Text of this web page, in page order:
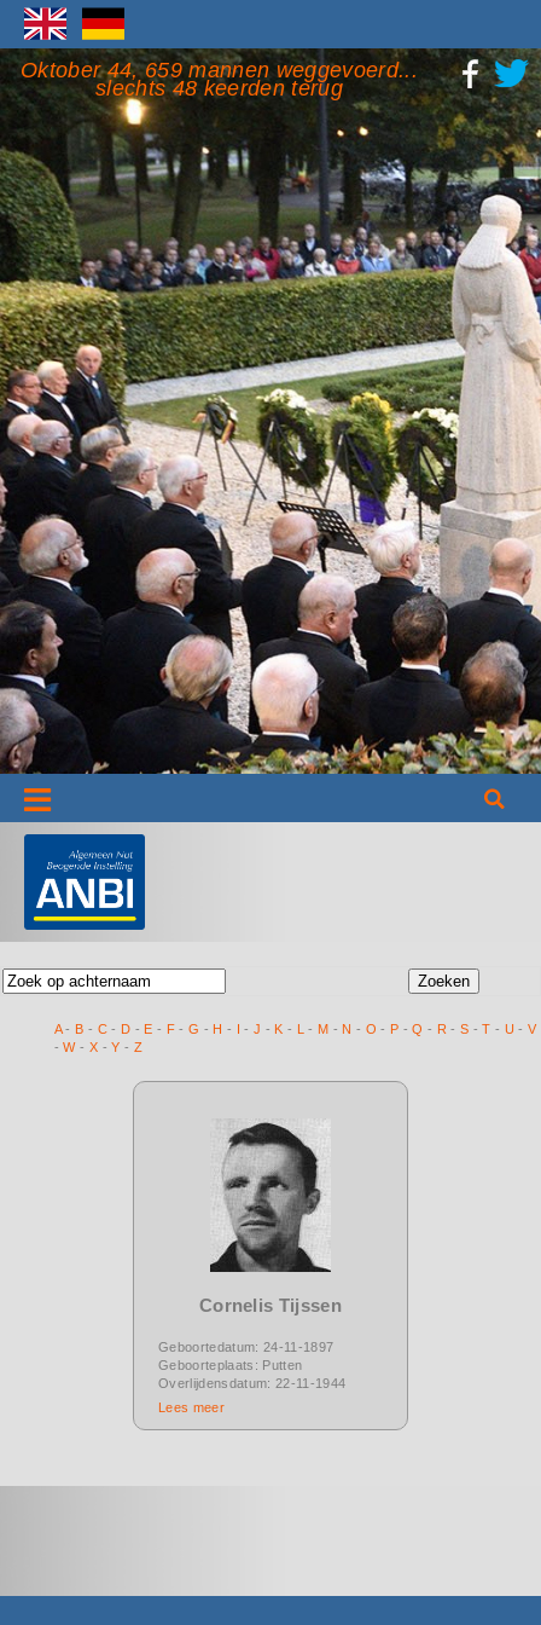
Oktober 44, 659 mannen weggevoerd...
slechts 48 keerden terug
Informatie
A- B - C- D - E - F- G - H - - J - K - L- M - N - O - P -Q - R - S -T - U -V
-W- X -Y - Z
Cornelis Tijssen
Geboortedatum: 24-11-1897
Geboorteplaats: Putten
Overlijdensdatum: 22-11-1944
Lees meer